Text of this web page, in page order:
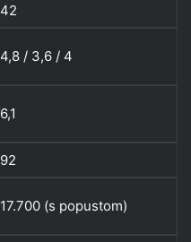
42
4,8 / 3,6 / 4
6,1
92
17.700 (s popustom)